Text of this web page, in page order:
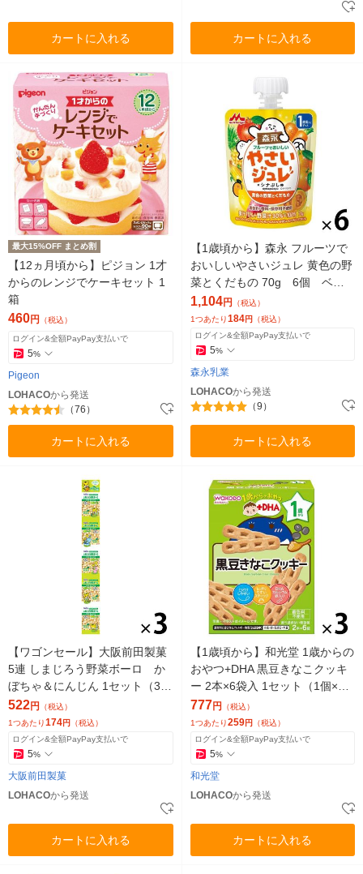
カートに入れる カートに入れる
最大15%OFF まとめ割
【12ヵ月頃から】ピジョン 1才
からのレンジでケーキセット 1
箱
460円 （税込）
ログイン&全額PayPay支払いで
5%
Pigeon
LOHACOから発送
（76）
カートに入れる
【1歳頃から】森永 フルーツで
おいしいやさいジュレ 黄色の野
菜とくだもの 70g 6個 ベビ
ーフード 離乳食 ゼリー飲料
1,104円
（税込）
1つあたり184円 （税込）
ログイン&全額PayPay支払いで
5%
森永乳業
LOHACOから発送
（9）
カートに入れる
【ワゴンセール】大阪前田製菓
5連 しまじろう野菜ボーロ か
ぼちゃ＆にんじん 1セット（3
個）ベビースナック 7ヶ月頃か
ら ボーロ
522円 （税込）
1つあたり174円 （税込）
ログイン&全額PayPay支払いで
5%
大阪前田製菓
LOHACOから発送
カートに入れる
【1歳頃から】和光堂 1歳からの
おやつ+DHA 黒豆きなこクッキ
ー 2本×6袋入 1セット（1個×
3） アサヒグループ食品
777円 （税込）
1つあたり259円 （税込）
ログイン&全額PayPay支払いで
5%
和光堂
LOHACOから発送
カートに入れる